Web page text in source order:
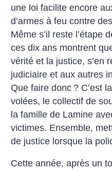
une loi facilite encore
d’armes à feu contre
Même s’il reste l’étape
ces dix ans montrent
vérité et la justice, s’en
judiciaire et aux autres
Que faire donc ? C’est
volées, le collectif de
la famille de Lamine
victimes. Ensemble,
de justice lorsque la
Cette année, après un